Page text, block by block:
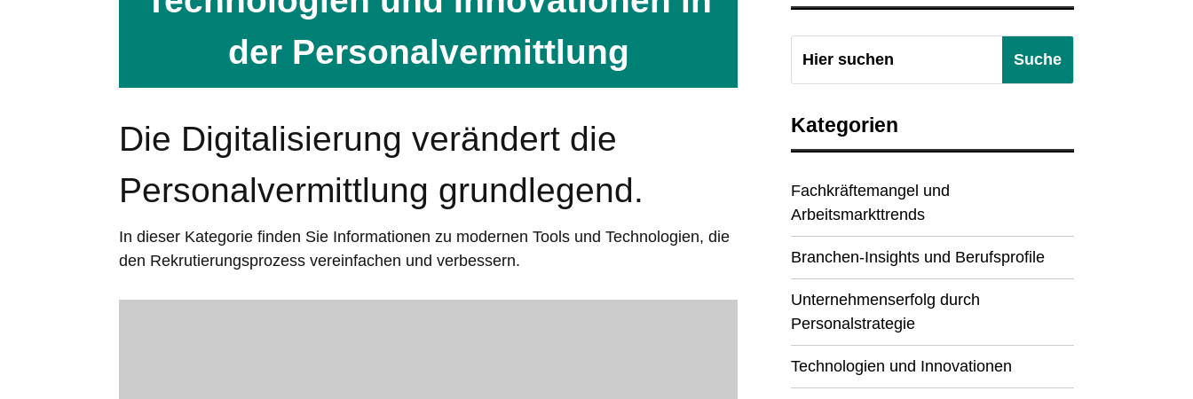
der Personalvermittlung
Die Digitalisierung verändert die
Personalvermittlung grundlegend.
In dieser Kategorie finden Sie Informationen zu modernen Tools und Technologien, die
den Rekrutierungsprozess vereinfachen und verbessern.
Kategorien
Fachkräftemangel und
Arbeitsmarkttrends
Branchen-Insights und Berufsprofile
Unternehmenserfolg durch
Personalstrategie
Technologien und Innovationen